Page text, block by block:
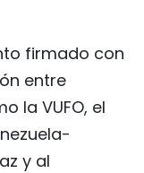
firmado con
entre
la VUFO, el
y al